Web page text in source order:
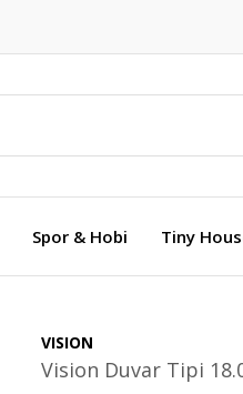
Spor & Hobi Tiny
VISION
Vision Duvar Tipi